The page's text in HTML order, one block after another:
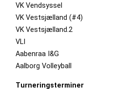
VK Vendsyssel
VK Vestsjælland (#4)
VK Vestsjælland.2
VLI
Aabenraa I&G
Aalborg Volleyball
Turneringsterminer